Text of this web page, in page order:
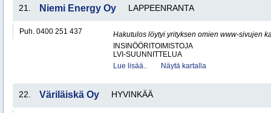
21. Niemi Energy Oy LAPPEENRANTA
Puh. 0400 251 437
Hakutulos löytyi yrityksen omien www-sivujen
INSINÖÖRITOIMISTOJA
LVI-SUUNNITTELUA
Lue lisää..
Näytä kartalla
22. Väriläiskä Oy HYVINKÄÄ